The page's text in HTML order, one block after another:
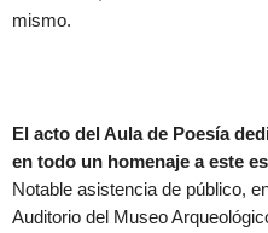
mismo.
El acto del Aula de Poesía
en todo un homenaje a este
Notable asistencia de público,
Auditorio del Museo